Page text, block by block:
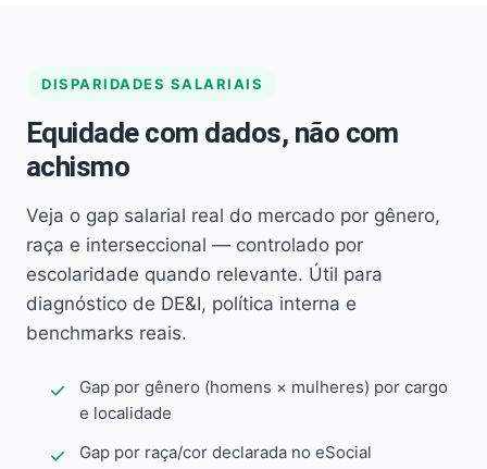
DISPARIDADES SALARIAIS
Equidade com dados, não com
achismo
Veja o gap salarial real do mercado por gênero,
raça e interseccional — controlado por
escolaridade quando relevante. Útil para
diagnóstico de DE&I, política interna e
benchmarks reais.
Gap por gênero (homens × mulheres) por cargo
e localidade
Gap por raça/cor declarada no eSocial